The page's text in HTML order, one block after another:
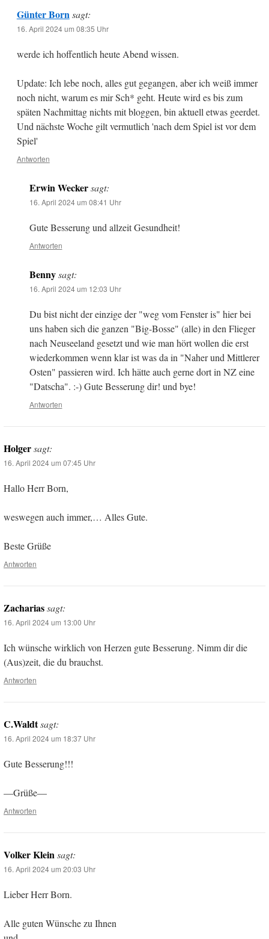
Günter Born sagt:
16. April 2024 um 08:35 Uhr
werde ich hoffentlich heute Abend wissen.
Update: Ich lebe noch, alles gut gegangen, aber ich weiß immer
noch nicht, warum es mir Sch* geht. Heute wird es bis zum
späten Nachmittag nichts mit bloggen, bin aktuell etwas geerdet.
Und nächste Woche gilt vermutlich 'nach dem Spiel ist vor dem
Spiel'
Antworten
Erwin Wecker sagt:
16. April 2024 um 08:41 Uhr
Gute Besserung und allzeit Gesundheit!
Antworten
Benny sagt:
16. April 2024 um 12:03 Uhr
Du bist nicht der einzige der "weg vom Fenster is" hier bei
uns haben sich die ganzen "Big-Bosse" (alle) in den Flieger
nach Neuseeland gesetzt und wie man hört wollen die erst
wiederkommen wenn klar ist was da in "Naher und Mittlerer
Osten" passieren wird. Ich hätte auch gerne dort in NZ eine
"Datscha". :-) Gute Besserung dir! und bye!
Antworten
Holgersagt:
16. April 2024 um 07:45 Uhr
Hallo Herr Born,
weswegen auch immer,… Alles Gute.
Beste Grüße
Antworten
Zachariassagt:
16. April 2024 um 13:00 Uhr
Ich wünsche wirklich von Herzen gute Besserung. Nimm dir die
(Aus)zeit, die du brauchst.
Antworten
C.Waldtsagt:
16. April 2024 um 18:37 Uhr
Gute Besserung!!!
—Grüße—
Antworten
Volker Kleinsagt:
16. April 2024 um 20:03 Uhr
Lieber Herr Born.
Alle guten Wünsche zu Ihnen